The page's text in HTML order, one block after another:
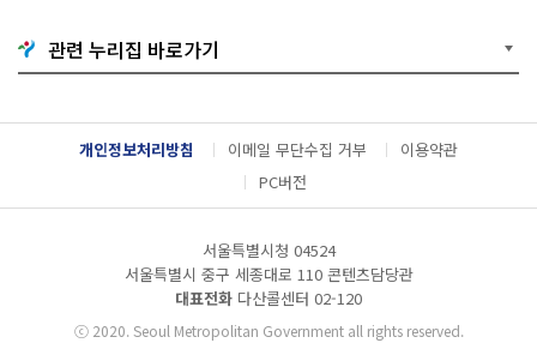
기
G
o
g
l
e
e
서
다
운
관련 누리집 바로가기
개인정보처리방침 이메일 무단수집 거부
이용약관
PC버전
서울특별시청 04524
서울특별시 중구 세종대로 110 콘텐츠담당관
대표전화 다산콜센터 02-120
ⓒ2020. Seoul Metropolitan Government all rights reserved.